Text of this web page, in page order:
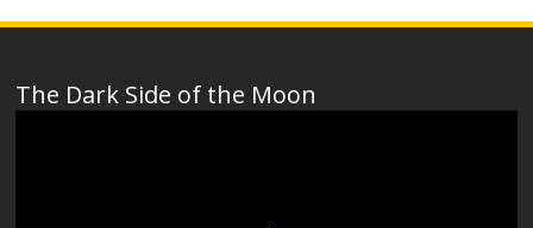
The Dark Side of the Moon